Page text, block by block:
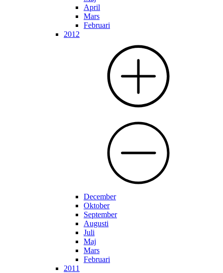
April
Mars
Februari
2012
December
Oktober
September
Augusti
Juli
Maj
Mars
Februari
2011